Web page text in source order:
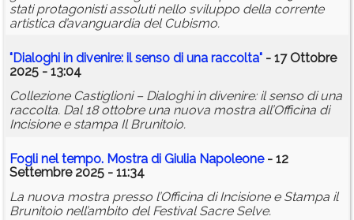
stati protagonisti assoluti nello sviluppo della corrente
artistica d’avanguardia del Cubismo.
"Dialoghi in divenire: il senso di una raccolta" - 17 Ottobre
2025 - 13:04
Collezione Castiglioni – Dialoghi in divenire: il senso di una
raccolta. Dal 18 ottobre una nuova mostra all’Officina di
Incisione e stampa Il Brunitoio.
Fogli nel tempo. Mostra di Giulia Napoleone- 12
Settembre 2025 - 11:34
La nuova mostra presso l’Officina di Incisione e Stampa il
Brunitoio nell’ambito del Festival Sacre Selve.